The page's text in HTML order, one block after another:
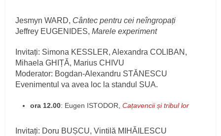
Jesmyn WARD, Cântec pentru cei neîngropați
Jeffrey EUGENIDES,Marele experiment
Invitați: Simona KESSLER, Alexandra COLIBAN,
Mihaela GHIȚĂ, Marius CHIVU
Moderator: Bogdan-Alexandru STĂNESCU
Evenimentul va avea loc la standul SUA.
ora 12.00: Eugen ISTODOR,Cațavencii și tribul lor
Invitați: Doru BUȘCU, Vintilă MIHĂILESCU